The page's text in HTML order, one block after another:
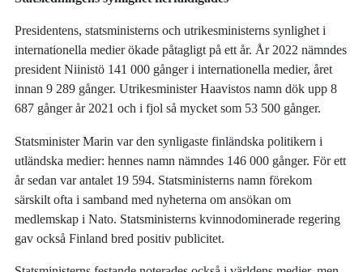
Presidentens, statsministerns och utrikesministerns synlighet i
internationella medier ökade påtagligt på ett år. År 2022 nämndes
president Niinistö 141 000 gånger i internationella medier, året
innan 9 289 gånger. Utrikesminister Haavistos namn dök upp 8
687 gånger år 2021 och i fjol så mycket som 53 500 gånger.
Statsminister Marin var den synligaste finländska politikern i
utländska medier: hennes namn nämndes 146 000 gånger. För ett
år sedan var antalet 19 594. Statsministerns namn förekom
särskilt ofta i samband med nyheterna om ansökan om
medlemskap i Nato. Statsministerns kvinnodominerade regering
gav också Finland bred positiv publicitet.